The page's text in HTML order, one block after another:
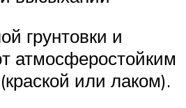
грунтовки и
атмосферостойким
или лаком).